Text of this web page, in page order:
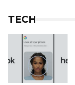
TECH